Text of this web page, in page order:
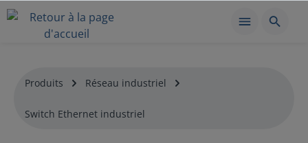
Produits Réseau industriel
Switch Ethernet industriel